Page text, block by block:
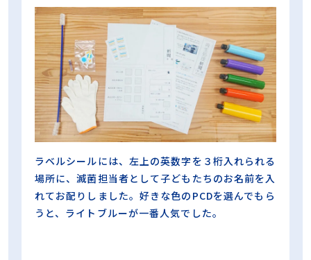
ラベルシールには、左上の英数字を３桁入れられる
場所に、滅菌担当者として子どもたちのお名前を入
れてお配りしました。好きな色のPCDを選んでもら
うと、ライトブルーが一番人気でした。